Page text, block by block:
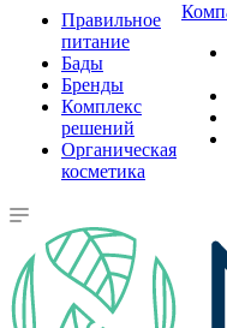
Правильное
питание
Бады
Бренды
Комплекс
решений
Органическая
косметика